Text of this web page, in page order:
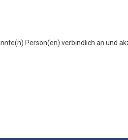
Person(en) verbindlich an und